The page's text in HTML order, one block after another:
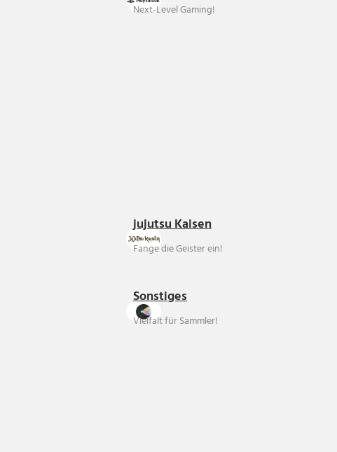
Next-Level Gaming!
jujutsu Kaisen
Fange die Geister ein!
Sonstiges
Vielfalt für Sammler!